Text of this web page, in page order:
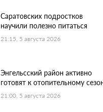
Саратовских подростков
научили полезно питаться
21:15, 5 августа 2026
Энгельсский район активно
готовят к отопительному
21:00, 5 августа 2026